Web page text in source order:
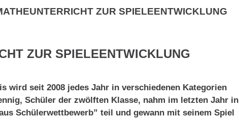
ZUR SPIELEENTWICKLUNG
ZUR SPIELEENTWICKLUNG
wird seit 2008 jedes Jahr in verschiedenen Kategorien
Schüler der zwölften Klasse, nahm im letzten Jahr in
Schülerwettbewerb” teil und gewann mit seinem Spiel